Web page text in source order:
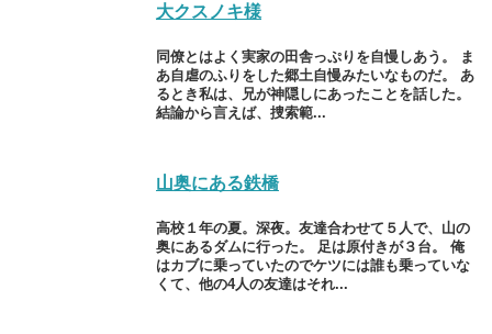
大クスノキ様
同僚とはよく実家の田舎っぷりを自慢しあう。 ま
あ自虐のふりをした郷土自慢みたいなものだ。 あ
るとき私は、兄が神隠しにあったことを話した。
結論から言えば、捜索範...
山奥にある鉄橋
高校１年の夏。深夜。友達合わせて５人で、山の
奥にあるダムに行った。 足は原付きが３台。 俺
はカブに乗っていたのでケツには誰も乗っていな
くて、他の4人の友達はそれ...